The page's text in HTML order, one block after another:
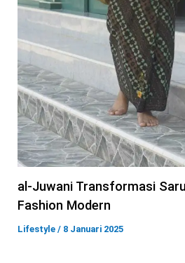
al-Juwani Transformasi
Fashion Modern
Lifestyle / 8 Januari 2025